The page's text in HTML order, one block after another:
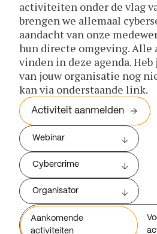
activiteiten onder de vlag
brengen we allemaal
aandacht van onze
hun directe omgeving.
vinden in deze agenda.
van jouw organisatie nog
kan via onderstaande link.
Activiteit aanmelden
Webinar
Cybercrime
Organisator
Aankomende
activiteiten